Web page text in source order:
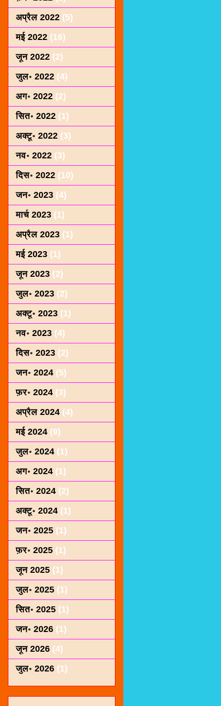
अप्रैल 2022 (5)
मई 2022 (16)
जून 2022 (2)
जुल॰ 2022 (4)
अग॰ 2022 (2)
सित॰ 2022 (1)
अक्टू॰ 2022 (3)
नव॰ 2022 (3)
दिस॰ 2022 (10)
जन॰ 2023 (4)
मार्च 2023 (1)
अप्रैल 2023 (1)
मई 2023 (1)
जून 2023 (2)
जुल॰ 2023 (2)
अक्टू॰ 2023 (1)
नव॰ 2023 (4)
दिस॰ 2023 (2)
जन॰ 2024 (5)
फ़र॰ 2024 (3)
अप्रैल 2024 (4)
मई 2024 (9)
जुल॰ 2024 (1)
अग॰ 2024 (1)
सित॰ 2024 (2)
अक्टू॰ 2024 (1)
जन॰ 2025 (1)
फ़र॰ 2025 (1)
जून 2025 (1)
जुल॰ 2025 (1)
सित॰ 2025 (1)
जन॰ 2026 (1)
जून 2026 (4)
जुल॰ 2026 (1)